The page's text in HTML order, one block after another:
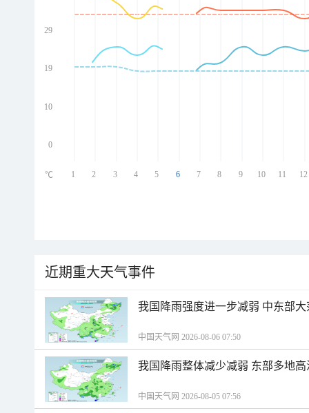
29
19
10
0
1 2 3 4 5 6 7 8 9 10 11 12
℃
近期重大天气事件
我国降雨强度进一步减弱 中东部
中国天气网 2026-08-06 07:50
我国降雨整体减少减弱 东部多地
中国天气网 2026-08-05 07:56